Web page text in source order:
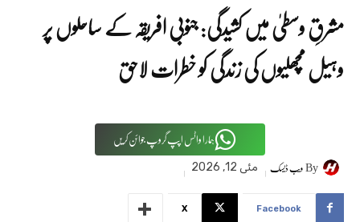
مشرقِ وسطیٰ میں کشیدگی: جنوبی افریقہ کے ساحلوں پر
وہیل مچھلیوں کی زندگی کو خطرات لاحق
ہمارا واٹس اپپ گروپ جوائن کریں
Byویب ڈیسک مئی 12, 2026
Facebook
X